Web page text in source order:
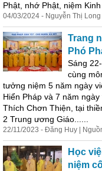
Phật, nhớ Phật, niệm
04/03/2024 - Nguyễn Thị
Trang
Phó
Sáng
cùng
tưởng niệm 5 năm ngày
Hiển Pháp và 7 năm
Thích Chơn Thiện, tại
2 Trung ương Giáo......
22/11/2023 - Đăng Huy |
Học
niệm